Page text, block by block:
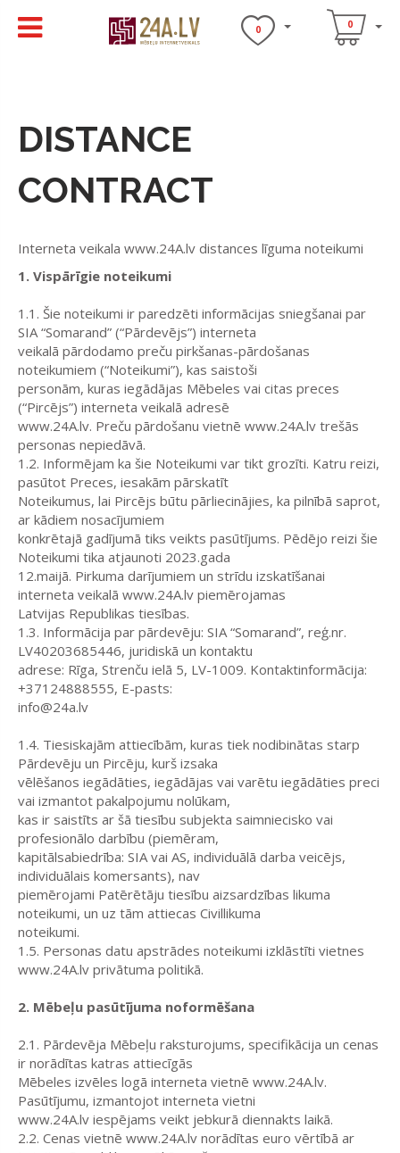
0 0
DISTANCE
CONTRACT
Interneta veikala www.24A.lv distances līguma noteikumi
1. Vispārīgie noteikumi
1.1. Šie noteikumi ir paredzēti informācijas sniegšanai par
SIA “Somarand” (“Pārdevējs”) interneta
veikalā pārdodamo preču pirkšanas-pārdošanas
noteikumiem (“Noteikumi”), kas saistoši
personām, kuras iegādājas Mēbeles vai citas preces
(“Pircējs”) interneta veikalā adresē
www.24A.lv. Preču pārdošanu vietnē www.24A.lv trešās
personas nepiedāvā.
1.2. Informējam ka šie Noteikumi var tikt grozīti. Katru reizi,
pasūtot Preces, iesakām pārskatīt
Noteikumus, lai Pircējs būtu pārliecinājies, ka pilnībā saprot,
ar kādiem nosacījumiem
konkrētajā gadījumā tiks veikts pasūtījums. Pēdējo reizi šie
Noteikumi tika atjaunoti 2023.gada
12.maijā. Pirkuma darījumiem un strīdu izskatīšanai
interneta veikalā www.24A.lv piemērojamas
Latvijas Republikas tiesības.
1.3. Informācija par pārdevēju: SIA “Somarand”, reģ.nr.
LV40203685446, juridiskā un kontaktu
adrese: Rīga, Strenču ielā 5, LV-1009. Kontaktinformācija:
+37124888555, E-pasts:
info@24a.lv
1.4. Tiesiskajām attiecībām, kuras tiek nodibinātas starp
Pārdevēju un Pircēju, kurš izsaka
vēlēšanos iegādāties, iegādājas vai varētu iegādāties preci
vai izmantot pakalpojumu nolūkam,
kas ir saistīts ar šā tiesību subjekta saimniecisko vai
profesionālo darbību (piemēram,
kapitālsabiedrība: SIA vai AS, individuālā darba veicējs,
individuālais komersants), nav
piemērojami Patērētāju tiesību aizsardzības likuma
noteikumi, un uz tām attiecas Civillikuma
noteikumi.
1.5. Personas datu apstrādes noteikumi izklāstīti vietnes
www.24A.lv privātuma politikā.
2. Mēbeļu pasūtījuma noformēšana
2.1. Pārdevēja Mēbeļu raksturojums, specifikācija un cenas
ir norādītas katras attiecīgās
Mēbeles izvēles logā interneta vietnē www.24A.lv.
Pasūtījumu, izmantojot interneta vietni
www.24A.lv iespējams veikt jebkurā diennakts laikā.
2.2. Cenas vietnē www.24A.lv norādītas euro vērtībā ar